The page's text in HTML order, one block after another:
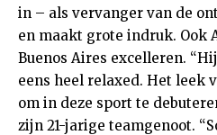
in – als vervanger van de
en maakt grote indruk. Ook
Buenos Aires excelleren.
eens heel relaxed. Het leek
om in deze sport te
zijn 21-jarige teamgenoot.